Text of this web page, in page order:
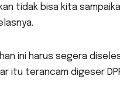
tidak bisa kita
ini harus segera
itu terancam digeser